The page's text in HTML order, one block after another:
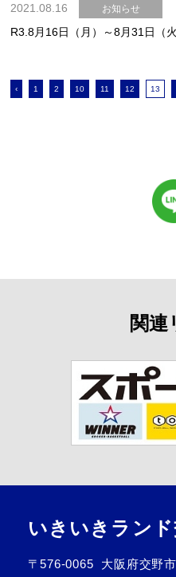
2021.08.16 お知らせ
R3.8月16日（月）～8月31日（
‹ 1 2 10 11 12 13
関連
いきいきラン
〒576-0065
大阪府交野